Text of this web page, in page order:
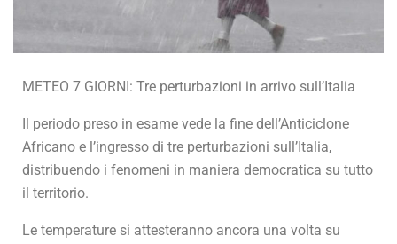
METEO 7 GIORNI: Tre perturbazioni in arrivo sull’Italia
Il periodo preso in esame vede la fine dell’Anticiclone
Africano e l’ingresso di tre perturbazioni sull’Italia,
distribuendo i fenomeni in maniera democratica su tutto
il territorio.
Le temperature si attesteranno ancora una volta su